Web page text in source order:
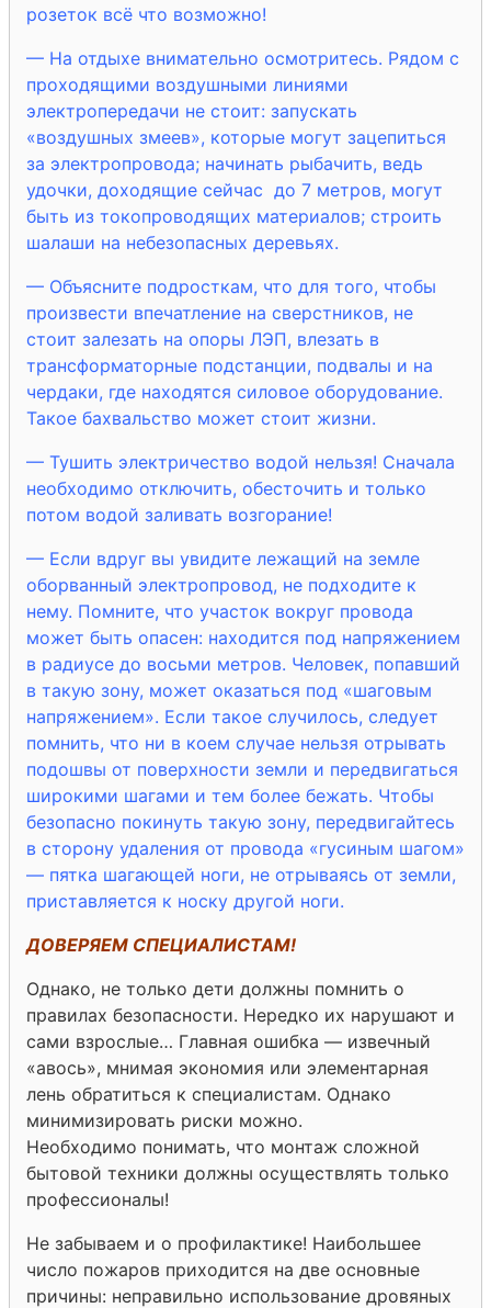
розеток всё что возможно!
— На отдыхе внимательно осмотритесь. Рядом с
проходящими воздушными линиями
электропередачи не стоит: запускать
«воздушных змеев», которые могут зацепиться
за электропровода; начинать рыбачить, ведь
удочки, доходящие сейчас до 7 метров, могут
быть из токопроводящих материалов; строить
шалаши на небезопасных деревьях.
— Объясните подросткам, что для того, чтобы
произвести впечатление на сверстников, не
стоит залезать на опоры ЛЭП, влезать в
трансформаторные подстанции, подвалы и на
чердаки, где находятся силовое оборудование.
Такое бахвальство может стоит жизни.
— Тушить электричество водой нельзя! Сначала
необходимо отключить, обесточить и только
потом водой заливать возгорание!
— Если вдруг вы увидите лежащий на земле
оборванный электропровод, не подходите к
нему. Помните, что участок вокруг провода
может быть опасен: находится под напряжением
в радиусе до восьми метров. Человек, попавший
в такую зону, может оказаться под «шаговым
напряжением». Если такое случилось, следует
помнить, что ни в коем случае нельзя отрывать
подошвы от поверхности земли и передвигаться
широкими шагами и тем более бежать. Чтобы
безопасно покинуть такую зону, передвигайтесь
в сторону удаления от провода «гусиным шагом»
— пятка шагающей ноги, не отрываясь от земли,
приставляется к носку другой ноги.
ДОВЕРЯЕМ СПЕЦИАЛИСТАМ!
Однако, не только дети должны помнить о
правилах безопасности. Нередко их нарушают и
сами взрослые… Главная ошибка — извечный
«авось», мнимая экономия или элементарная
лень обратиться к специалистам. Однако
минимизировать риски можно.
Необходимо понимать, что монтаж сложной
бытовой техники должны осуществлять только
профессионалы!
Не забываем и о профилактике! Наибольшее
число пожаров приходится на две основные
причины: неправильно использование дровяных